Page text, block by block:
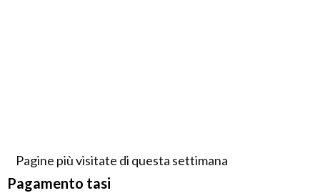
Pagine più visitate di questa settimana
Pagamento tasi